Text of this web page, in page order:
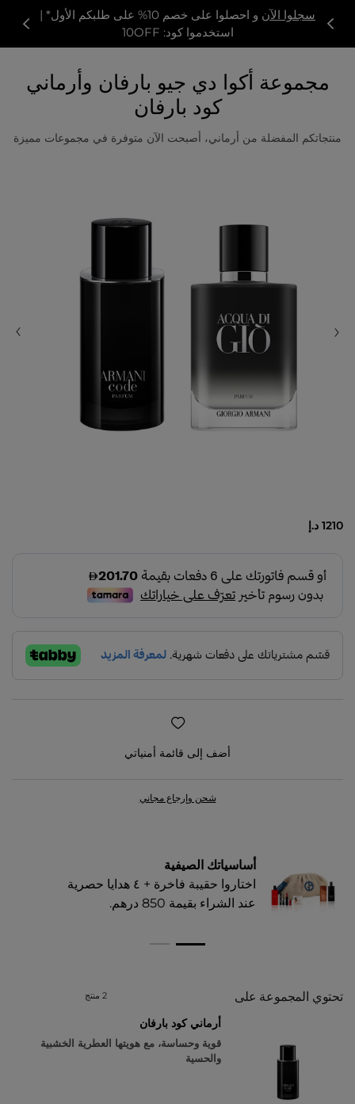
سجلوا الآن
و احصلوا على خصم 10% على طلبكم الأول* |
استخدموا كود: 10OFF
مجموعة أكوا دي جيو بارفان وأرماني
كود بارفان
منتجاتكم المفضلة من أرماني، أصبحت الآن متوفرة في مجموعات مميزة
1210 د.إ
أضف إلى قائمة أمنياتي
شحن وإرجاع مجاني
أساسياتك الصيفية
اختاروا حقيبة فاخرة + ٤ هدايا حصرية
عند الشراء بقيمة 850 درهم.​
تحتوي المجموعة على 2 منتج
أرماني كود بارفان
قوية وحساسة، مع هويتها العطرية الخشبية
والحسية